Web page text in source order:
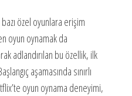
özel oyunlara erişim
oyun oynamak da
adlandırılan bu özellik, ilk
aşamasında sınırlı
oyun oynama deneyimi,